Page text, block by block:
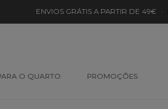
ENVIOS GRÁTIS A PARTIR DE 49€ ·
O QUARTO PROMOÇÕES